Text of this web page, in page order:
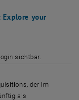
Explore your
sichtbar.
, der im
als